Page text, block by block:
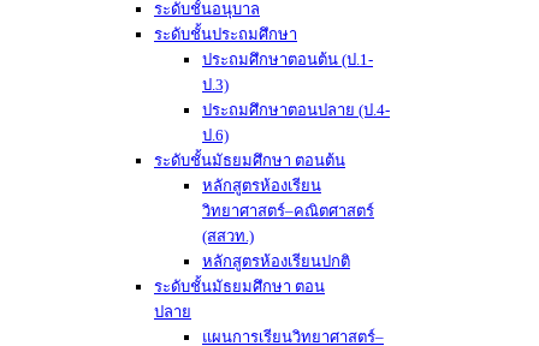
ระดับชั้นอนุบาล
ระดับชั้นประถมศึกษา
ประถมศึกษาตอนต้น (ป.1-
ป.3)
ประถมศึกษาตอนปลาย (ป.4-
ป.6)
ระดับชั้นมัธยมศึกษา ตอนต้น
หลักสูตรห้องเรียน
วิทยาศาสตร์–คณิตศาสตร์
(สสวท.)
หลักสูตรห้องเรียนปกติ
ระดับชั้นมัธยมศึกษา ตอน
ปลาย
แผนการเรียนวิทยาศาสตร์–